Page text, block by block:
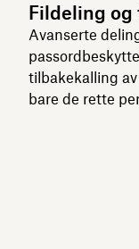
Fildeling
Avanserte
tilbakekalling
bare de rette